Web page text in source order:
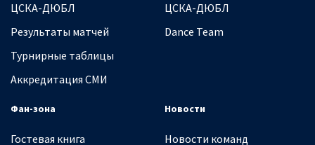
ЦСКА-ДЮБЛ
Результаты матчей
Турнирные таблицы
Аккредитация СМИ
ЦСКА-ДЮБЛ
Dance Team
Фан-зона
Гостевая книга
Новости
Новости команд